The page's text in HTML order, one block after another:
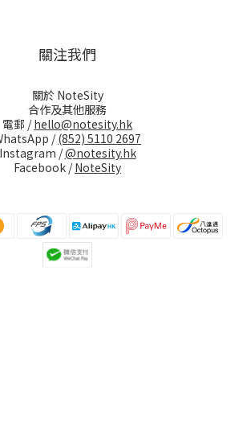
關注我們
關於 NoteSity
合作及其他服務
電郵 /hello@notesity.hk
/(852) 5110 2697
Instagram /@notesity.hk
Facebook /NoteSity